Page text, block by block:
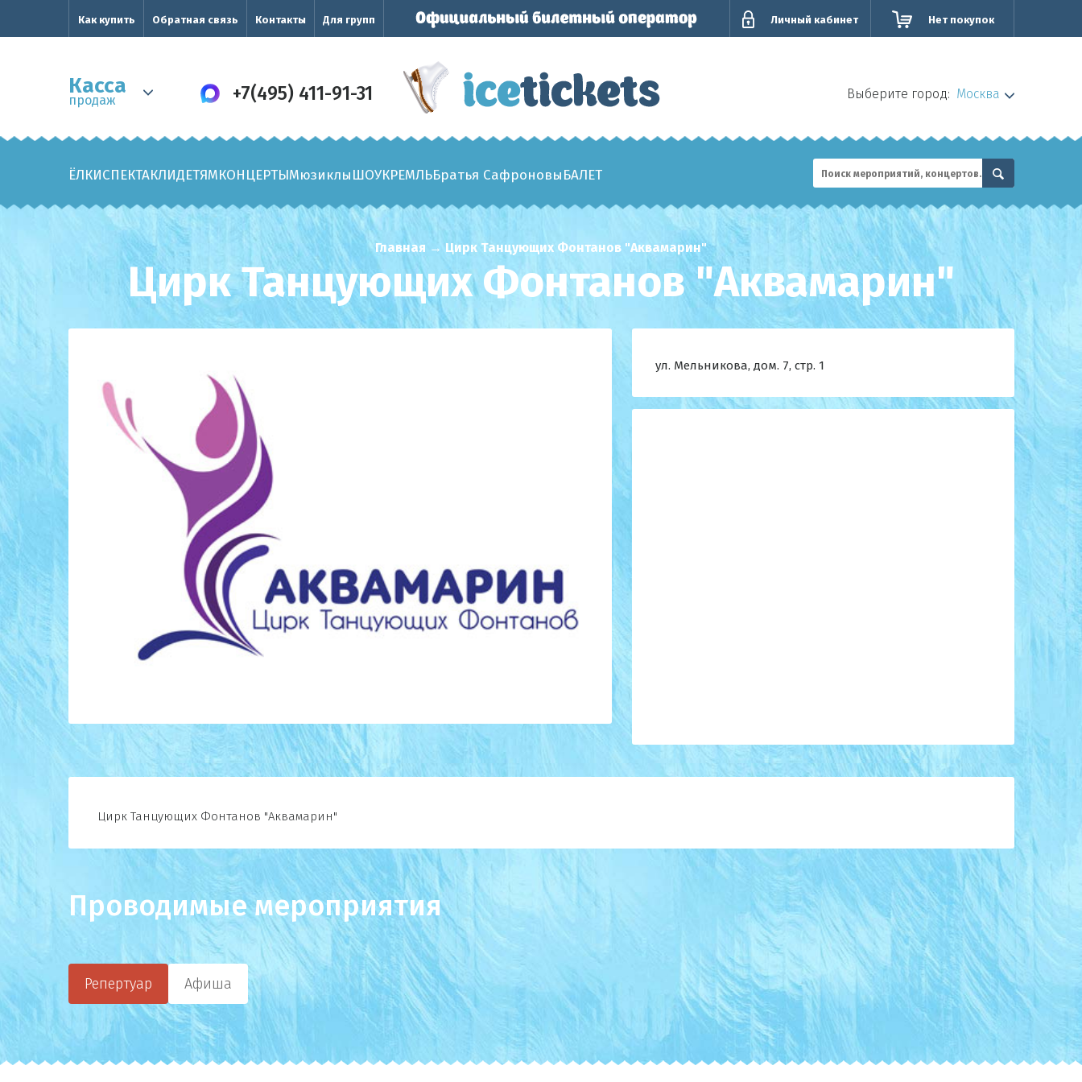
Как купить Обратная связь Контакты Для групп Личный кабинет Нет покупок
Касса
продаж +7(495) 411-91-31 Выберите город: Москва
ЁЛКИСПЕКТАКЛИДЕТЯМКОНЦЕРТЫМюзиклыШОУКРЕМЛЬБратья СафроновыБАЛЕТ
Главная → Цирк Танцующих Фонтанов "Аквамарин"
Цирк Танцующих Фонтанов "Аквамарин"
ул. Мельникова, дом. 7, стр. 1
Цирк Танцующих Фонтанов "Аквамарин"
Проводимые мероприятия
Репертуар Афиша